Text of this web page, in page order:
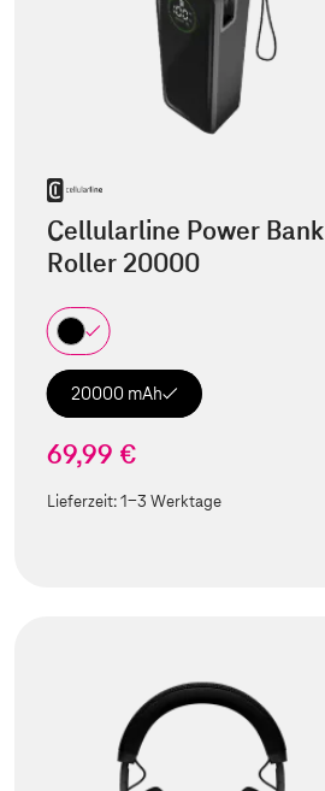
Cellularline Power Bank
Roller 20000
20000 mAh
69,99 €
Lieferzeit:1-3 Werktage